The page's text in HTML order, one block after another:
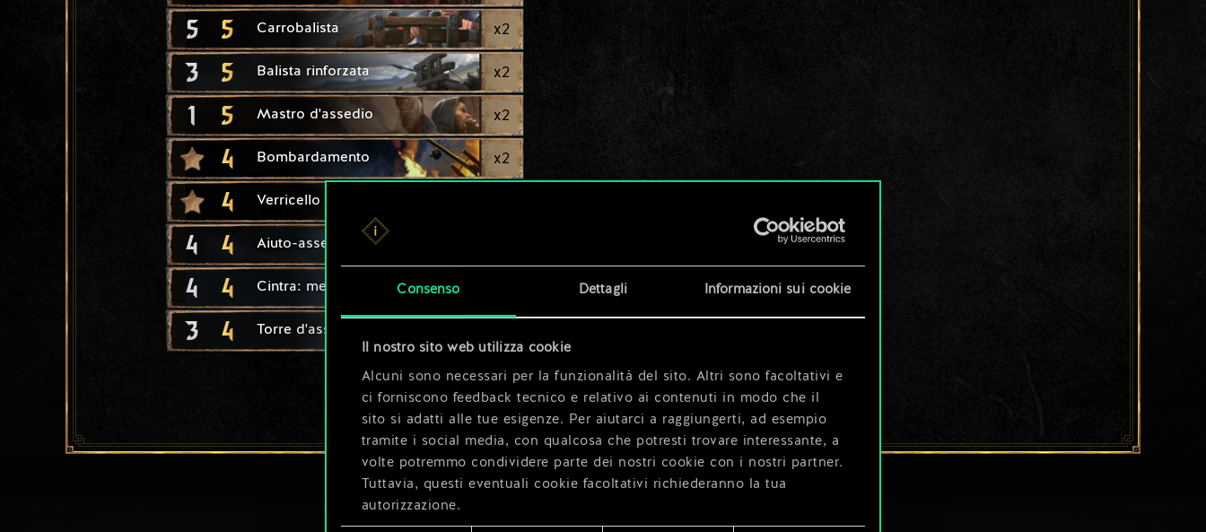
Consenso Dettagli Informazioni sui cookie
Il nostro sito web utilizza cookie
Alcuni sono necessari per la funzionalità del sito. Altri sono facoltativi e
ci forniscono feedback tecnico e relativo ai contenuti in modo che il
sito si adatti alle tue esigenze. Per aiutarci a raggiungerti, ad esempio
tramite i social media, con qualcosa che potresti trovare interessante, a
volte potremmo condividere parte dei nostri cookie con i nostri partner.
Tuttavia, questi eventuali cookie facoltativi richiederanno la tua
autorizzazione.
5 5 Carrobalista x2
3 5 Balista rinforzata x2
1 5 Mastro d'assedio x2
4 Bombardamento x2
4 Verricello
4 4 Aiuto-assediante
4 4 Cintra: messaggera
3 4 Torre d'assedio